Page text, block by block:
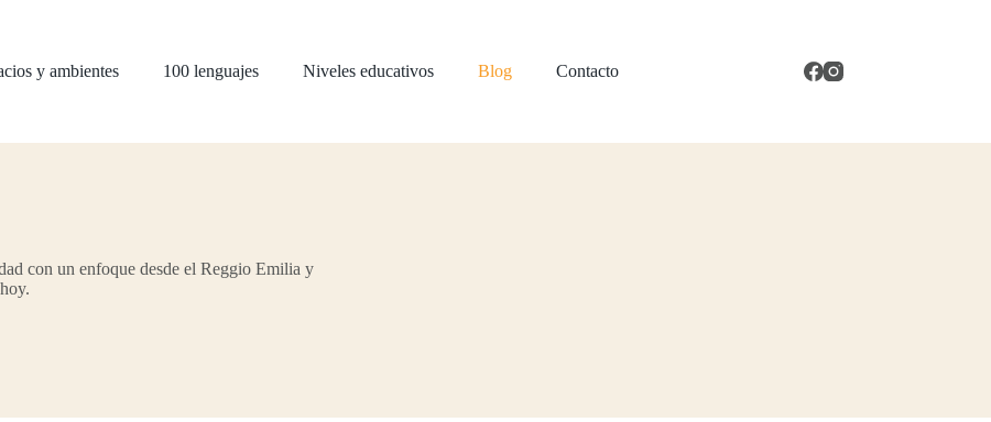
y ambientes 100 lenguajes Niveles educativos Blog Contacto
con un enfoque desde el Reggio Emilia y